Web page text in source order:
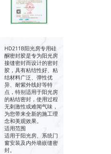
HD211B阳光房专用硅
酮密封胶是专为阳光房
接缝密封而设计的密封
胶，具有粘结性好、粘
结材料广泛、弹性优
异、耐紫外线好等特
点，特别适用于阳光房
的粘结密封，使用过程
无刺激性或难闻气味，
为您带来全新的施工理
念和美观效果。
适用范围
适用于阳光房、系统门
窗安装及内外墙嵌缝密
封。